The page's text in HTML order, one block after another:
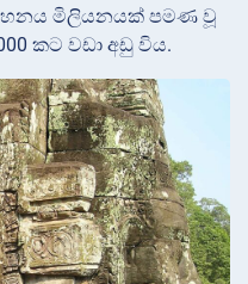
මිලියනයක් පමණ වූ
කට වඩා අඩු විය.